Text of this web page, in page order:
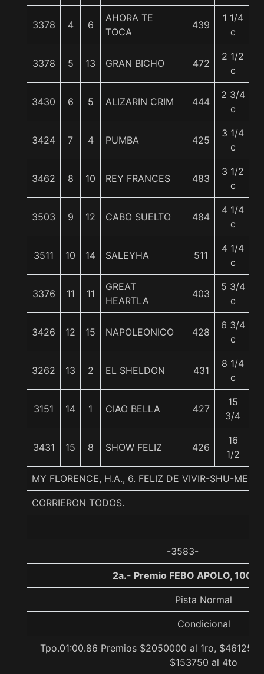
3378 4 6
AHORA TE
TOCA
439
1 1/4
c
3378 5 13 GRAN BICHO 472
2 1/2
c
3430 6 5 ALIZARIN CRIM 444
2 3/4
c
3424 7 4 PUMBA 425
3 1/4
c
3462 8 10 REY FRANCES 483
3 1/2
c
3503 9 12 CABO SUELTO 484
4 1/4
c
3511 10 14 SALEYHA 511
4 1/4
c
3376 11 11
GREAT
HEARTLA
403
5 3/4
c
3426 12 15 NAPOLEONICO 428
6 3/4
c
3262 13 2 EL SHELDON 431
8 1/4
c
3151 14 1 CIAO BELLA 427
15
3/4
3431 15 8 SHOW FELIZ 426
16
1/2
MY FLORENCE, H.A., 6. FELIZ DE VIVIR-SHU-
CORRIERON TODOS.
-3583-
2a.- Premio FEBO APOLO, 1000
Pista Normal
Condicional
Tpo.01:00.86 Premios $2050000 al 1ro,
$153750 al 4to